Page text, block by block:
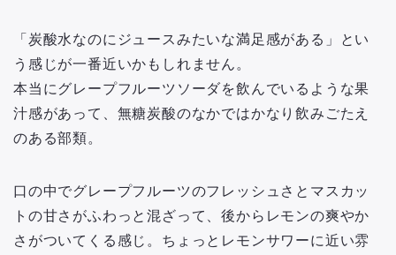
「炭酸水なのにジュースみたいな満足感がある」とい
う感じが一番近いかもしれません。
本当にグレープフルーツソーダを飲んでいるような果
汁感があって、無糖炭酸のなかではかなり飲みごたえ
のある部類。
口の中でグレープフルーツのフレッシュさとマスカッ
トの甘さがふわっと混ざって、後からレモンの爽やか
さがついてくる感じ。ちょっとレモンサワーに近い雰